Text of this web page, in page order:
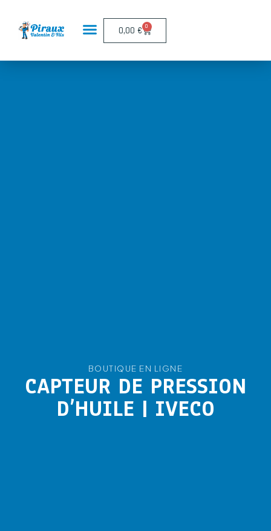
0,00 € 0
BOUTIQUE EN LIGNE
CAPTEUR DE PRESSION
D’HUILE | IVECO